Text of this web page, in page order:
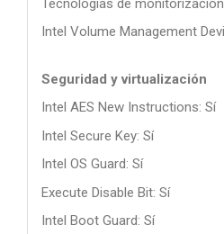
Tecnologías de
Intel Volume Management
Seguridad y virtualización
Intel AES New Instructions: Sí
Intel Secure Key: Sí
Intel OS Guard: Sí
Execute Disable Bit: Sí
Intel Boot Guard: Sí